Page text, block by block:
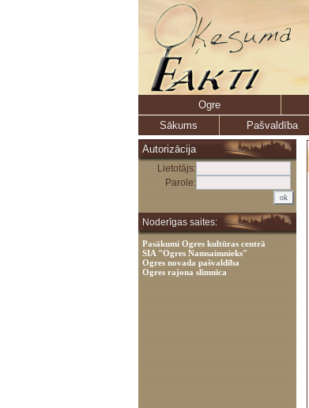
Ogre
Sākums
Pašvaldība
Autorizācija
Lietotājs:
Parole:
Noderīgas saites:
Pasākumi Ogres kultūras centrā
SIA "Ogres Namsaimnieks"
Ogres novada pašvaldība
Ogres rajona slimnīca